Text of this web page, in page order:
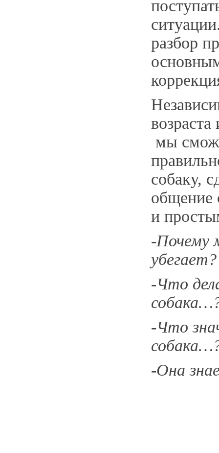
разбор
мы
собаку,
общение
и
-Почему
убегает?
-Что
-Что
-Она